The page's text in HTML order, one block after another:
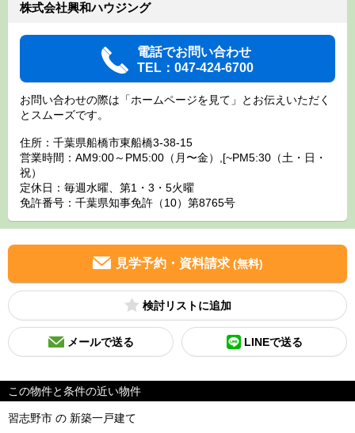
株式会社興和ハウジング
電話でお問い合わせ
TEL：047-424-6700
お問い合わせの際は「ホームページを見て」とお伝えいただく
とスムーズです。
住所：千葉県船橋市東船橋3-38-15
営業時間：AM9:00～PM5:00（月〜金）,[~PM5:30（土・日・
祝）
定休日：毎週水曜、第1・3・5火曜
免許番号：千葉県知事免許（10）第8765号
見学予約・資料請求 (無料)
検討リスト
メールで送る LINEで送る
この物件と条件の近い物件
習志野市 の 新築一戸建て